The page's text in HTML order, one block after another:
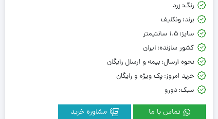
رنگ: زرد
برند:ونکلیف
سایز:1.5 سانتیمتر
کشور سازنده: ایران
نحوه ارسال:بیمه و ارسال رایگان
خرید امروز:پک ویژه و رایگان
سبک:دورو
تماس با ما